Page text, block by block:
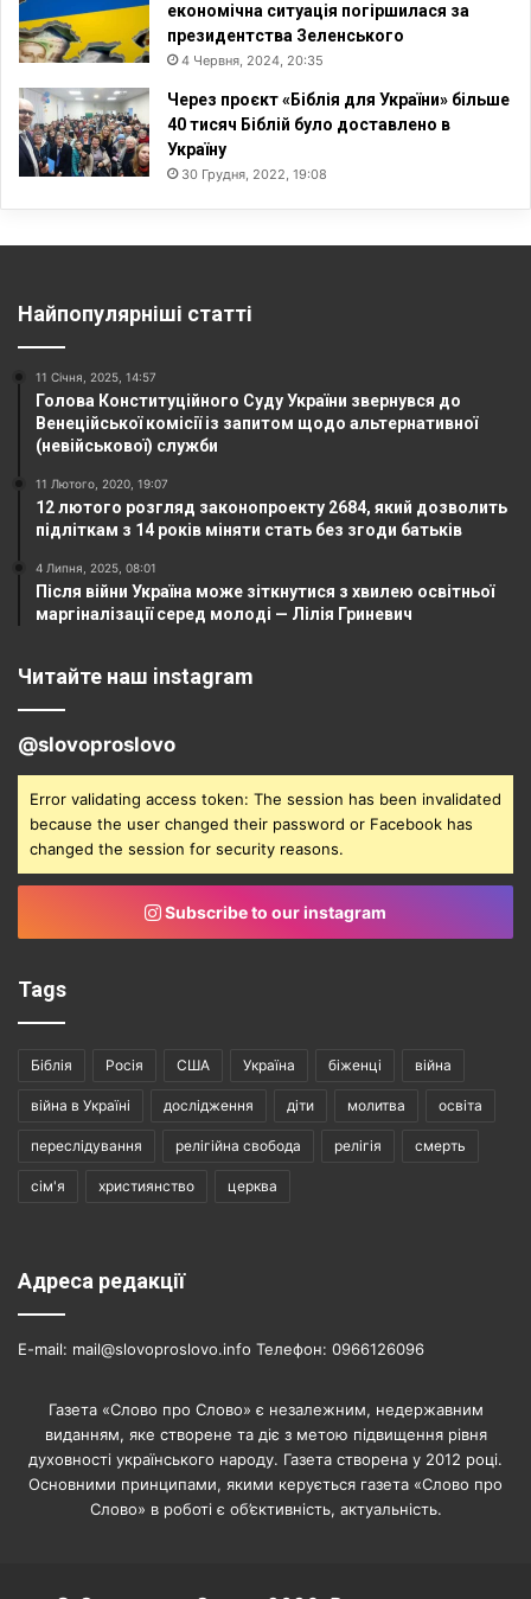
економічна ситуація погіршилася за
президентства Зеленського
4 Червня, 2024, 20:35
Через проєкт «Біблія для України» більше
40 тисяч Біблій було доставлено в
Україну
30 Грудня, 2022, 19:08
Найпопулярніші статті
11 Січня, 2025, 14:57
Голова Конституційного Суду України звернувся до
Венеційської комісії із запитом щодо альтернативної
(невійськової) служби
11 Лютого, 2020, 19:07
12 лютого розгляд законопроекту 2684, який дозволить
підліткам з 14 років міняти стать без згоди батьків
4 Липня, 2025, 08:01
Після війни Україна може зіткнутися з хвилею освітньої
маргіналізації серед молоді — Лілія Гриневич
Читайте наш instagram
@slovoproslovo
Error validating access token: The session has been invalidated
because the user changed their password or Facebook has
changed the session for security reasons.
Subscribe to our instagram
Tags
Біблія Росія США Україна біженці війна
війна в Україні дослідження діти молитва освіта
переслідування релігійна свобода релігія смерть
сім'я християнство церква
Адреса редакції
E-mail: mail@slovoproslovo.info Телефон: 0966126096
Газета «Слово про Слово» є незалежним, недержавним
виданням, яке створене та діє з метою підвищення рівня
духовності українського народу. Газета створена у 2012 році.
Основними принципами, якими керується газета «Слово про
Слово» в роботі є об’єктивність, актуальність.